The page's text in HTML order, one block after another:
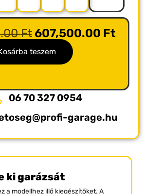
Ft 607,500.00 Ft
teszem
06 70 327 0954
garage.hu
ki garázsát
a modellhez illő kiegészítőket. A